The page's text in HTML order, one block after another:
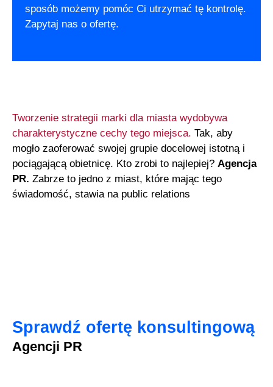
sposób możemy pomóc Ci utrzymać tę kontrolę.
Zapytaj nas o ofertę.
Tworzenie strategii marki dla miasta wydobywa
charakterystyczne cechy tego miejsca. Tak, aby
mogło zaoferować swojej grupie docelowej istotną i
pociągającą obietnicę. Kto zrobi to najlepiej?Agencja
PR. Zabrze to jedno z miast, które mając tego
świadomość, stawia na public relations
Sprawdź ofertę konsultingową
Agencji PR